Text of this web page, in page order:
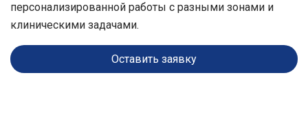
персонализированной работы с разными зонами и
клиническими задачами.
Оставить заявку